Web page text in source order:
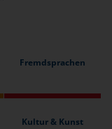
Fremdsprachen
Kultur & Kunst